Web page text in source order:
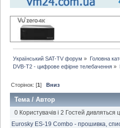
Український SAT-TV форум » Головна
DVB-T2 - цифрове ефірне телебачення »
Сторінок: [1]Вниз
Тема /Автор
0 Користувачів і 2 Гостей дивляться
Eurosky ES-19 Combo - прошивка,